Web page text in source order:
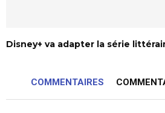
Disney+ va adapter la série
COMMENTAIRES